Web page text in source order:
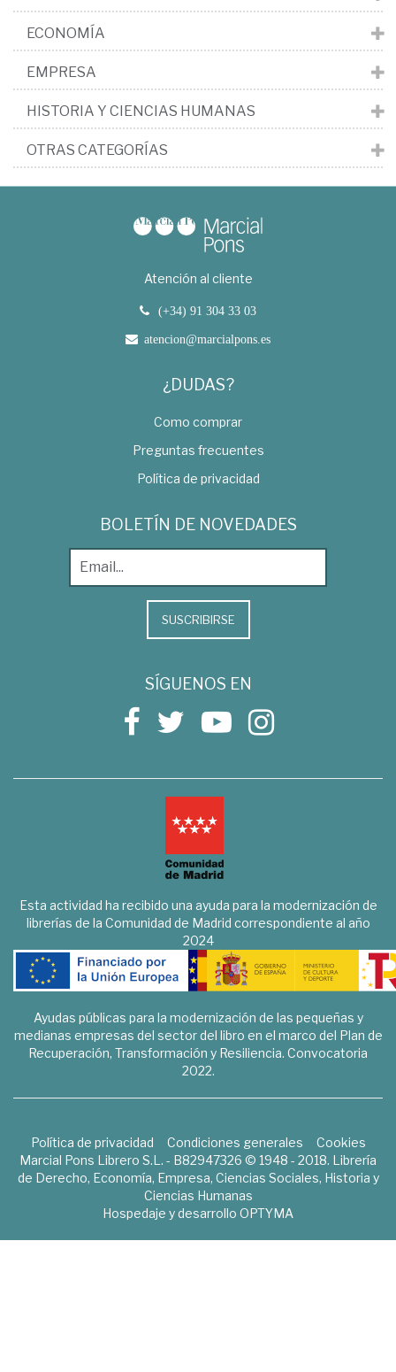
ECONOMÍA
EMPRESA
HISTORIA Y CIENCIAS HUMANAS
OTRAS CATEGORÍAS
Atención al cliente
(+34) 91 304 33 03
atencion@marcialpons.es
¿DUDAS?
Como comprar
Preguntas frecuentes
Política de privacidad
BOLETÍN DE NOVEDADES
SUSCRIBIRSE
SÍGUENOS EN
Esta actividad ha recibido una ayuda para la modernización de
librerías de la Comunidad de Madrid correspondiente al año
2024
Ayudas públicas para la modernización de las pequeñas y
medianas empresas del sector del libro en el marco del Plan de
Recuperación, Transformación y Resiliencia. Convocatoria
2022.
Política de privacidad Condiciones generales
Cookies
Marcial Pons Librero S.L. - B82947326 © 1948 - 2018. Librería
de Derecho, Economía, Empresa, Ciencias Sociales, Historia y
Ciencias Humanas
Hospedaje y desarrollo OPTYMA